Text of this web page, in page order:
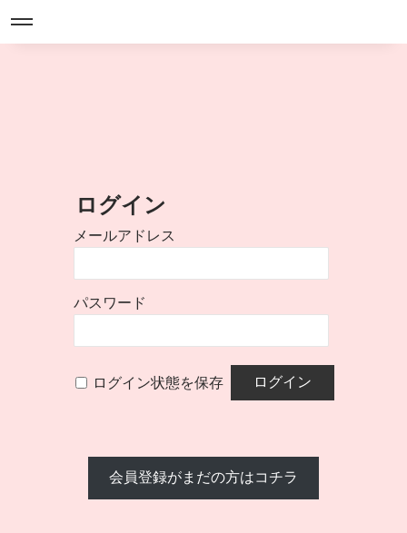
ログイン
メールアドレス
パスワード
ログイン状態を保存
会員登録がまだの方はコチラ